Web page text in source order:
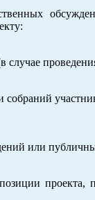
случае
или